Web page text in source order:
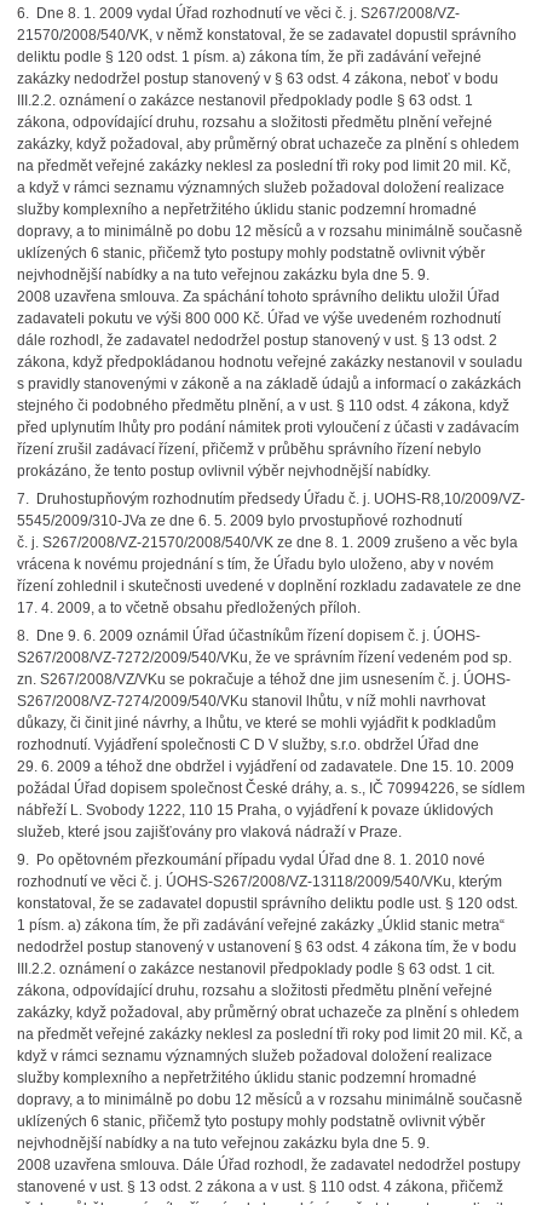
6. Dne 8. 1. 2009 vydal Úřad rozhodnutí ve věci č. j. S267/2008/VZ-
21570/2008/540/VK, v němž konstatoval, že se zadavatel dopustil správního
deliktu podle § 120 odst. 1 písm. a) zákona tím, že při zadávání veřejné
zakázky nedodržel postup stanovený v § 63 odst. 4 zákona, neboť v bodu
III.2.2. oznámení o zakázce nestanovil předpoklady podle § 63 odst. 1
zákona, odpovídající druhu, rozsahu a složitosti předmětu plnění veřejné
zakázky, když požadoval, aby průměrný obrat uchazeče za plnění s ohledem
na předmět veřejné zakázky neklesl za poslední tři roky pod limit 20 mil. Kč,
a když v rámci seznamu významných služeb požadoval doložení realizace
služby komplexního a nepřetržitého úklidu stanic podzemní hromadné
dopravy, a to minimálně po dobu 12 měsíců a v rozsahu minimálně současně
uklízených 6 stanic, přičemž tyto postupy mohly podstatně ovlivnit výběr
nejvhodnější nabídky a na tuto veřejnou zakázku byla dne 5. 9.
2008 uzavřena smlouva. Za spáchání tohoto správního deliktu uložil Úřad
zadavateli pokutu ve výši 800 000 Kč. Úřad ve výše uvedeném rozhodnutí
dále rozhodl, že zadavatel nedodržel postup stanovený v ust. § 13 odst. 2
zákona, když předpokládanou hodnotu veřejné zakázky nestanovil v souladu
s pravidly stanovenými v zákoně a na základě údajů a informací o zakázkách
stejného či podobného předmětu plnění, a v ust. § 110 odst. 4 zákona, když
před uplynutím lhůty pro podání námitek proti vyloučení z účasti v zadávacím
řízení zrušil zadávací řízení, přičemž v průběhu správního řízení nebylo
prokázáno, že tento postup ovlivnil výběr nejvhodnější nabídky.
7. Druhostupňovým rozhodnutím předsedy Úřadu č. j. UOHS-R8,10/2009/VZ-
5545/2009/310-JVa ze dne 6. 5. 2009 bylo prvostupňové rozhodnutí
č. j. S267/2008/VZ-21570/2008/540/VK ze dne 8. 1. 2009 zrušeno a věc byla
vrácena k novému projednání s tím, že Úřadu bylo uloženo, aby v novém
řízení zohlednil i skutečnosti uvedené v doplnění rozkladu zadavatele ze dne
17. 4. 2009, a to včetně obsahu předložených příloh.
8. Dne 9. 6. 2009 oznámil Úřad účastníkům řízení dopisem č. j. ÚOHS-
S267/2008/VZ-7272/2009/540/VKu, že ve správním řízení vedeném pod sp.
zn. S267/2008/VZ/VKu se pokračuje a téhož dne jim usnesením č. j. ÚOHS-
S267/2008/VZ-7274/2009/540/VKu stanovil lhůtu, v níž mohli navrhovat
důkazy, či činit jiné návrhy, a lhůtu, ve které se mohli vyjádřit k podkladům
rozhodnutí. Vyjádření společnosti C D V služby, s.r.o. obdržel Úřad dne
29. 6. 2009 a téhož dne obdržel i vyjádření od zadavatele. Dne 15. 10. 2009
požádal Úřad dopisem společnost České dráhy, a. s., IČ 70994226, se sídlem
nábřeží L. Svobody 1222, 110 15 Praha, o vyjádření k povaze úklidových
služeb, které jsou zajišťovány pro vlaková nádraží v Praze.
9. Po opětovném přezkoumání případu vydal Úřad dne 8. 1. 2010 nové
rozhodnutí ve věci č. j. ÚOHS-S267/2008/VZ-13118/2009/540/VKu, kterým
konstatoval, že se zadavatel dopustil správního deliktu podle ust. § 120 odst.
1 písm. a) zákona tím, že při zadávání veřejné zakázky „Úklid stanic metra“
nedodržel postup stanovený v ustanovení § 63 odst. 4 zákona tím, že v bodu
III.2.2. oznámení o zakázce nestanovil předpoklady podle § 63 odst. 1 cit.
zákona, odpovídající druhu, rozsahu a složitosti předmětu plnění veřejné
zakázky, když požadoval, aby průměrný obrat uchazeče za plnění s ohledem
na předmět veřejné zakázky neklesl za poslední tři roky pod limit 20 mil. Kč, a
když v rámci seznamu významných služeb požadoval doložení realizace
služby komplexního a nepřetržitého úklidu stanic podzemní hromadné
dopravy, a to minimálně po dobu 12 měsíců a v rozsahu minimálně současně
uklízených 6 stanic, přičemž tyto postupy mohly podstatně ovlivnit výběr
nejvhodnější nabídky a na tuto veřejnou zakázku byla dne 5. 9.
2008 uzavřena smlouva. Dále Úřad rozhodl, že zadavatel nedodržel postupy
stanovené v ust. § 13 odst. 2 zákona a v ust. § 110 odst. 4 zákona, přičemž